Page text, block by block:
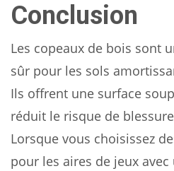
Conclusion
Les copeaux de bois sont
sûr pour les sols
Ils offrent une surface
réduit le risque de
Lorsque vous choisissez
pour les aires de jeux